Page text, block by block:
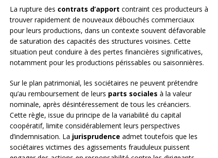
La rupture des contrats d’apport contraint ces producteurs à
trouver rapidement de nouveaux débouchés commerciaux
pour leurs productions, dans un contexte souvent défavorable
de saturation des capacités des structures voisines. Cette
situation peut conduire à des pertes financières significatives,
notamment pour les productions périssables ou saisonnières.
Sur le plan patrimonial, les sociétaires ne peuvent prétendre
qu’au remboursement de leurs parts sociales à la valeur
nominale, après désintéressement de tous les créanciers.
Cette règle, issue du principe de la variabilité du capital
coopératif, limite considérablement leurs perspectives
d’indemnisation. La jurisprudence admet toutefois que les
sociétaires victimes des agissements frauduleux puissent